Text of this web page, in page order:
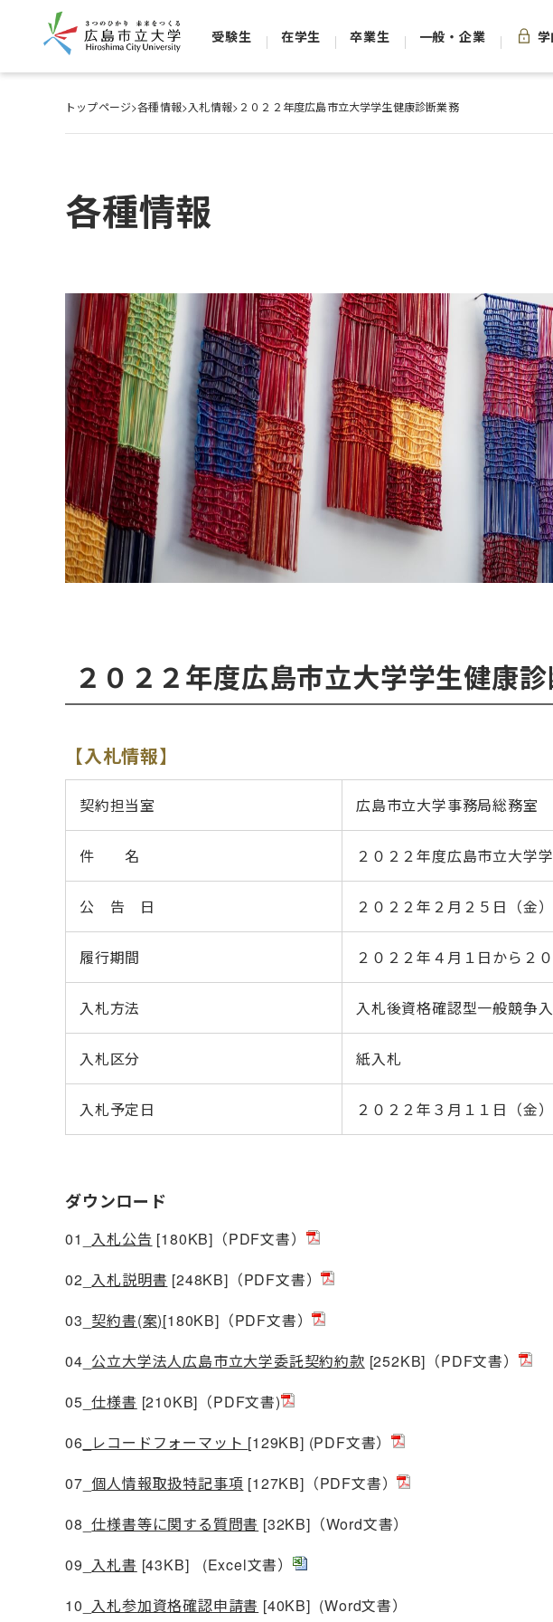
受験生 在学生 卒業生 一般・企業
トップページ>各種情報>入札情報> ２０２２年度広島市立大学学生健康診断業務
各種情報
２０２２年度広島市立大学学生健康
【入札情報】
契約担当室 広島市立大学事務局総務室
件 名 ２０２２年度広島市立大学
公 告 日 ２０２２年２月２５日（金）
履行期間 ２０２２年４月１日から２
入札方法 入札後資格確認型一般競争
入札区分 紙入札
入札予定日 ２０２２年３月１１日（金）
ダウンロード
01_ 入札公告 [180KB]（PDF文書）
02_ 入札説明書 [248KB]（PDF文書）
03_ 契約書(案)[180KB]（PDF文書）
04_ 公立大学法人広島市立大学委託契約約款 [252KB]（PDF文書）
05_仕様書 [210KB]（PDF文書)
06 _レコードフォーマット [129KB] (PDF文書）
07_ 個人情報取扱特記事項 [127KB]（PDF文書）
08_仕様書等に関する質問書 [32KB]（Word文書）
09_ 入札書 [43KB] (Excel文書）
10_ 入札参加資格確認申請書 [40KB] (Word文書）